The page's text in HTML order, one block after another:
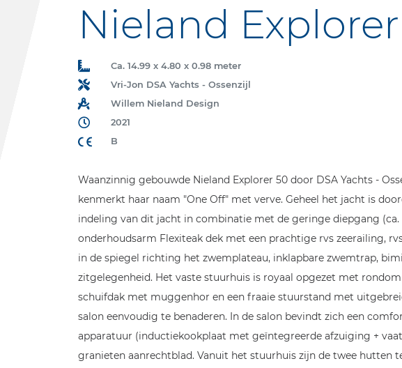
Nieland
Ca. 14.99 x 4.80 x 0.98 meter
Vri-Jon DSA Yachts - Ossenzijl
Willem Nieland Design
2021
B
Waanzinnig gebouwde Nieland Explorer 50 door DSA Yachts -
kenmerkt haar naam "One Off" met verve. Geheel het jacht is
indeling van dit jacht in combinatie met de geringe diepgang
onderhoudsarm Flexiteak dek met een prachtige rvs zeerailing,
in de spiegel richting het zwemplateau, inklapbare zwemtrap,
zitgelegenheid. Het vaste stuurhuis is royaal opgezet met
schuifdak met muggenhor en een fraaie stuurstand met
salon eenvoudig te benaderen. In de salon bevindt zich een
apparatuur (inductiekookplaat met geïntegreerde afzuiging +
granieten aanrechtblad. Vanuit het stuurhuis zijn de twee hutten